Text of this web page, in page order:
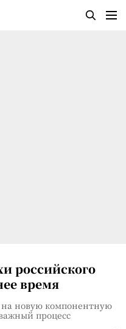
российского
время
на новую компонентную
процесс